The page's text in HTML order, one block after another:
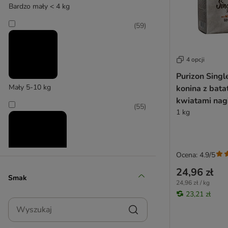
Greenwoods
Hill's Science Plan
IAMS
Lupo Natural/ Sensitive
MAC's
Magnussons
Bardzo mały < 4 kg
Mały 5-10 kg
(59)
Średni 11-25 kg
(55)
(56)
Smak
Wyszukaj
4 opcji
Purizon
konina z
kwiatami
1 kg
24,96 zł
24,96 zł / kg
23,21 zł
Ocena: 4.9/5